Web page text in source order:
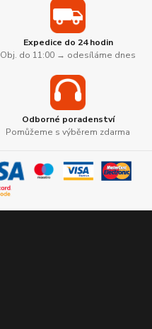
Expedice do 24 hodin
Obj. do 11:00 → odesíláme dnes
Odborné poradenství
Pomůžeme s výběrem zdarma